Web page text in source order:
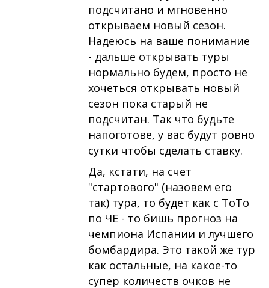
подсчитано и мгновенно
открываем новый сезон.
Надеюсь на ваше понимание
- дальше открывать туры
нормально будем, просто не
хочеться открывать новый
сезон пока старый не
подсчитан. Так что будьте
напоготове, у вас будут ровно
сутки чтобы сделать ставку.
Да, кстати, на счет
"стартового" (назовем его
так) тура, то будет как с ТоТо
по ЧЕ - то бишь прогноз на
чемпиона Испании и лучшего
бомбардира. Это такой же тур
как остальные, на какое-то
супер количеств очков не